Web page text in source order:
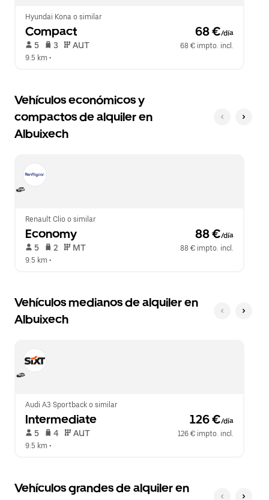
Hyundai Kona o similar
Compact 68 €/día
5 3 AUT
68 € impto. incl.
9.5 km •
Vehículos económicos y
compactos de alquiler en
Albuixech
Renault Clio o similar
Economy 88 €/día
5 2 MT
88 € impto. incl.
9.5 km •
Vehículos medianos de alquiler en
Albuixech
Audi A3 Sportback o similar
Intermediate 126 €/día
5 4 AUT
126 € impto. incl.
9.5 km •
Vehículos grandes de alquiler en